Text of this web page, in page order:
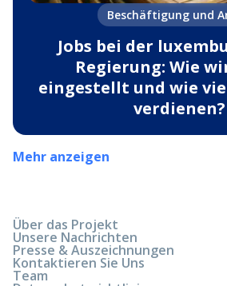
Beschäftigung und
Jobs bei der
Regierung: Wie
eingestellt und wie
verdienen?
Mehr anzeigen
Über das Projekt
Unsere Nachrichten
Presse & Auszeichnungen
Kontaktieren Sie Uns
Team